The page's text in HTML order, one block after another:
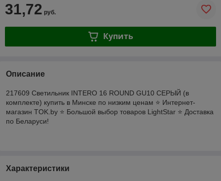
31,72 руб.
Купить
Описание
217609 Светильник INTERO 16 ROUND GU10 СЕРЫЙ (в
комплекте) купить в Минске по низким ценам ⭐️ Интернет-
магазин TOK.by ⭐️ Большой выбор товаров LightStar ⭐️ Доставка
по Беларуси!
Характеристики